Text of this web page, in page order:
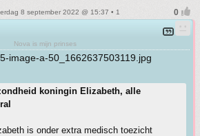
8 september 2022 @ 15:37 • 1
Nova is mijn prinses
koningin Elizabeth, alle
is onder extra medisch toezicht